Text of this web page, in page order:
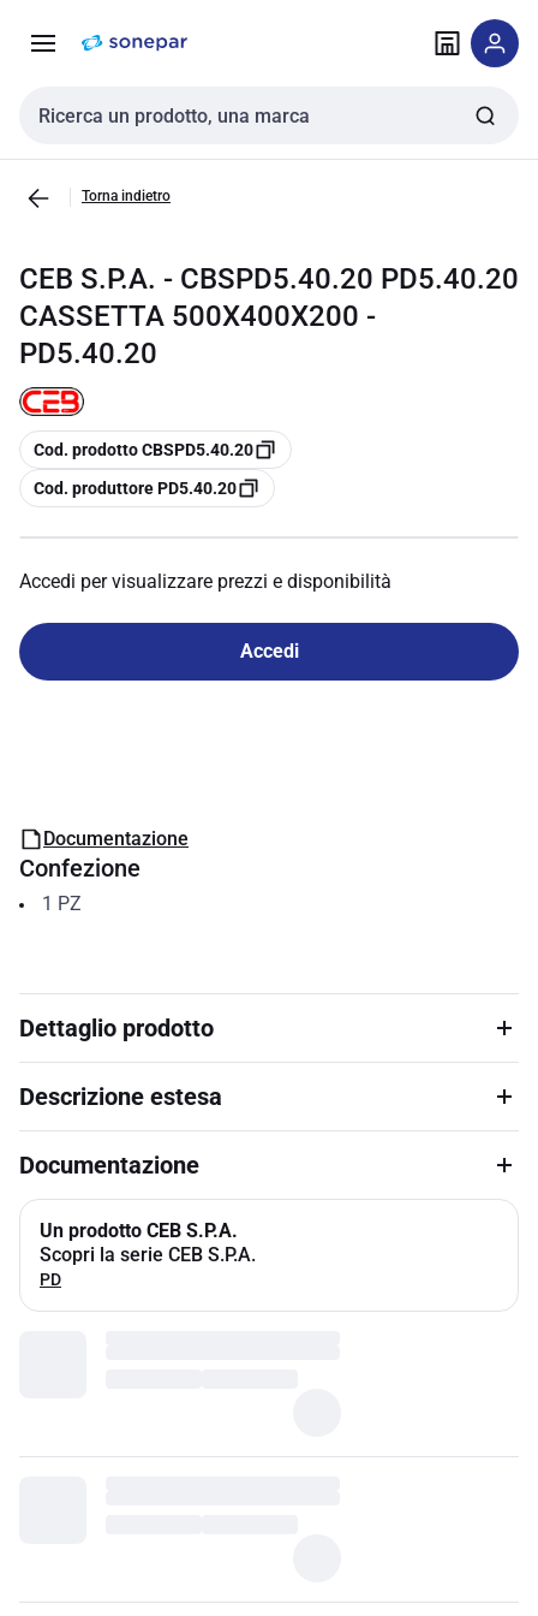
navigazione alla
Cerca input
Torna indietro
CEB S.P.A. - CBSPD5.40.20 PD5.40.20
CASSETTA 500X400X200 -
PD5.40.20
copia
Cod. prodotto CBSPD5.40.20
copia
Cod. produttore PD5.40.20
Accedi per visualizzare prezzi e disponibilità
Accedi
Documentazione
Confezione
1 PZ
Dettaglio prodotto
Descrizione estesa
Documentazione
Un prodotto CEB S.P.A.
Scopri la serie CEB S.P.A.
PD